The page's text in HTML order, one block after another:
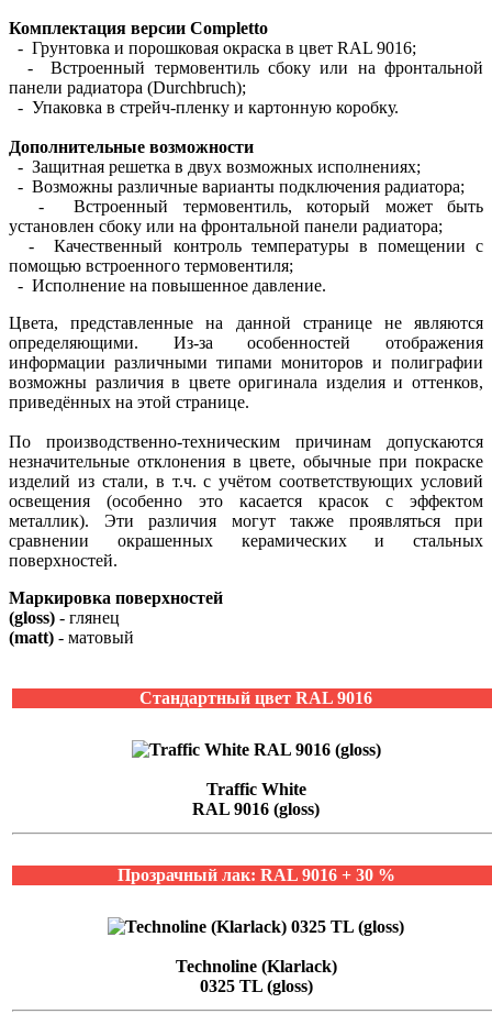
Комплектация версии Completto
- Грунтовка и порошковая окраска в цвет RAL 9016;
- Встроенный термовентиль сбоку или на фронтальной
панели радиатора (Durchbruch);
- Упаковка в стрейч-пленку и картонную коробку.
Дополнительные возможности
- Защитная решетка в двух возможных исполнениях;
- Возможны различные варианты подключения радиатора;
- Встроенный термовентиль, который может быть
установлен сбоку или на фронтальной панели радиатора;
- Качественный контроль температуры в помещении с
помощью встроенного термовентиля;
- Исполнение на повышенное давление.
Цвета, представленные на данной странице не являются
определяющими. Из-за особенностей отображения
информации различными типами мониторов и полиграфии
возможны различия в цвете оригинала изделия и оттенков,
приведённых на этой странице.
По производственно-техническим причинам допускаются
незначительные отклонения в цвете, обычные при покраске
изделий из стали, в т.ч. с учётом соответствующих условий
освещения (особенно это касается красок с эффектом
металлик). Эти различия могут также проявляться при
сравнении окрашенных керамических и стальных
поверхностей.
Маркировка поверхностей
(gloss) - глянец
(matt) - матовый
Стандартный цвет RAL 9016
Traffic White
RAL 9016 (gloss)
Прозрачный лак: RAL 9016 + 30 %
Technoline (Klarlack)
0325 TL (gloss)